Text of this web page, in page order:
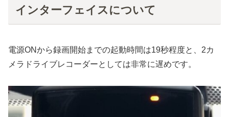
インターフェイスについて
電源ONから録画開始までの起動時間は19秒程度と、2カ
メラドライブレコーダーとしては非常に遅めです。